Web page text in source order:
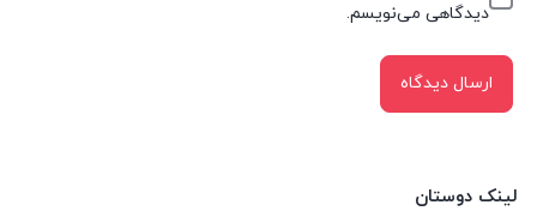
لینک دوستان
دیدگاهی می‌نویسم.